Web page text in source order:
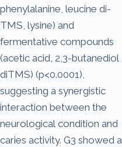
phenylalanine, leucine di-
TMS, lysine) and
fermentative compounds
(acetic acid, 2,3-butanediol
diTMS) (p<0.0001),
suggesting a synergistic
interaction between the
neurological condition and
caries activity. G3 showed a